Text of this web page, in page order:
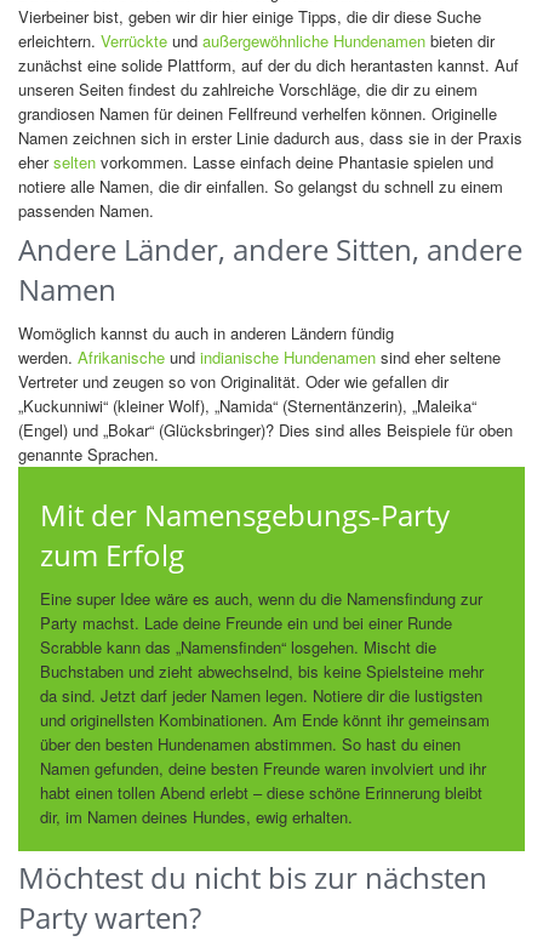
Vierbeiner bist, geben wir dir hier einige Tipps, die dir diese Suche
erleichtern. Verrückte und außergewöhnliche Hundenamen bieten dir
zunächst eine solide Plattform, auf der du dich herantasten kannst. Auf
unseren Seiten findest du zahlreiche Vorschläge, die dir zu einem
grandiosen Namen für deinen Fellfreund verhelfen können. Originelle
Namen zeichnen sich in erster Linie dadurch aus, dass sie in der Praxis
eherselten vorkommen. Lasse einfach deine Phantasie spielen und
notiere alle Namen, die dir einfallen. So gelangst du schnell zu einem
passenden Namen.
Andere Länder, andere Sitten, andere
Namen
Womöglich kannst du auch in anderen Ländern fündig
werden. Afrikanische und indianische Hundenamen sind eher seltene
Vertreter und zeugen so von Originalität. Oder wie gefallen dir
„Kuckunniwi“ (kleiner Wolf), „Namida“ (Sternentänzerin), „Maleika“
(Engel) und „Bokar“ (Glücksbringer)? Dies sind alles Beispiele für oben
genannte Sprachen.
Mit der Namensgebungs-Party
zum Erfolg
Eine super Idee wäre es auch, wenn du die Namensfindung zur
Party machst. Lade deine Freunde ein und bei einer Runde
Scrabble kann das „Namensfinden“ losgehen. Mischt die
Buchstaben und zieht abwechselnd, bis keine Spielsteine mehr
da sind. Jetzt darf jeder Namen legen. Notiere dir die lustigsten
und originellsten Kombinationen. Am Ende könnt ihr gemeinsam
über den besten Hundenamen abstimmen. So hast du einen
Namen gefunden, deine besten Freunde waren involviert und ihr
habt einen tollen Abend erlebt – diese schöne Erinnerung bleibt
dir, im Namen deines Hundes, ewig erhalten.
Möchtest du nicht bis zur nächsten
Party warten?